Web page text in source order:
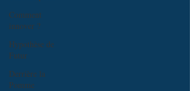
Comment
innover ?
Hypothèse de
Futur
Derrière la
Pomme